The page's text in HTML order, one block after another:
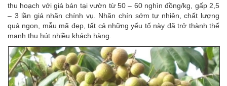
thu hoạch với giá bán tại vườn từ 50 – 60 nghìn đồng/kg, gấp 2,5
– 3 lần giá nhãn chính vụ. Nhãn chín sớm tự nhiên, chất lượng
quả ngon, mẫu mã đẹp, tất cả những yếu tố này đã trở thành thế
mạnh thu hút nhiều khách hàng.